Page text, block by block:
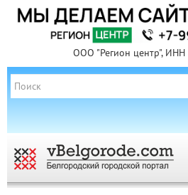
ООО "Регион центр",